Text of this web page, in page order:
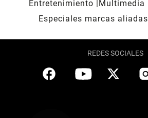
Entretenimiento
Multimedia
Especiales marcas aliadas
REDES SOCIALES